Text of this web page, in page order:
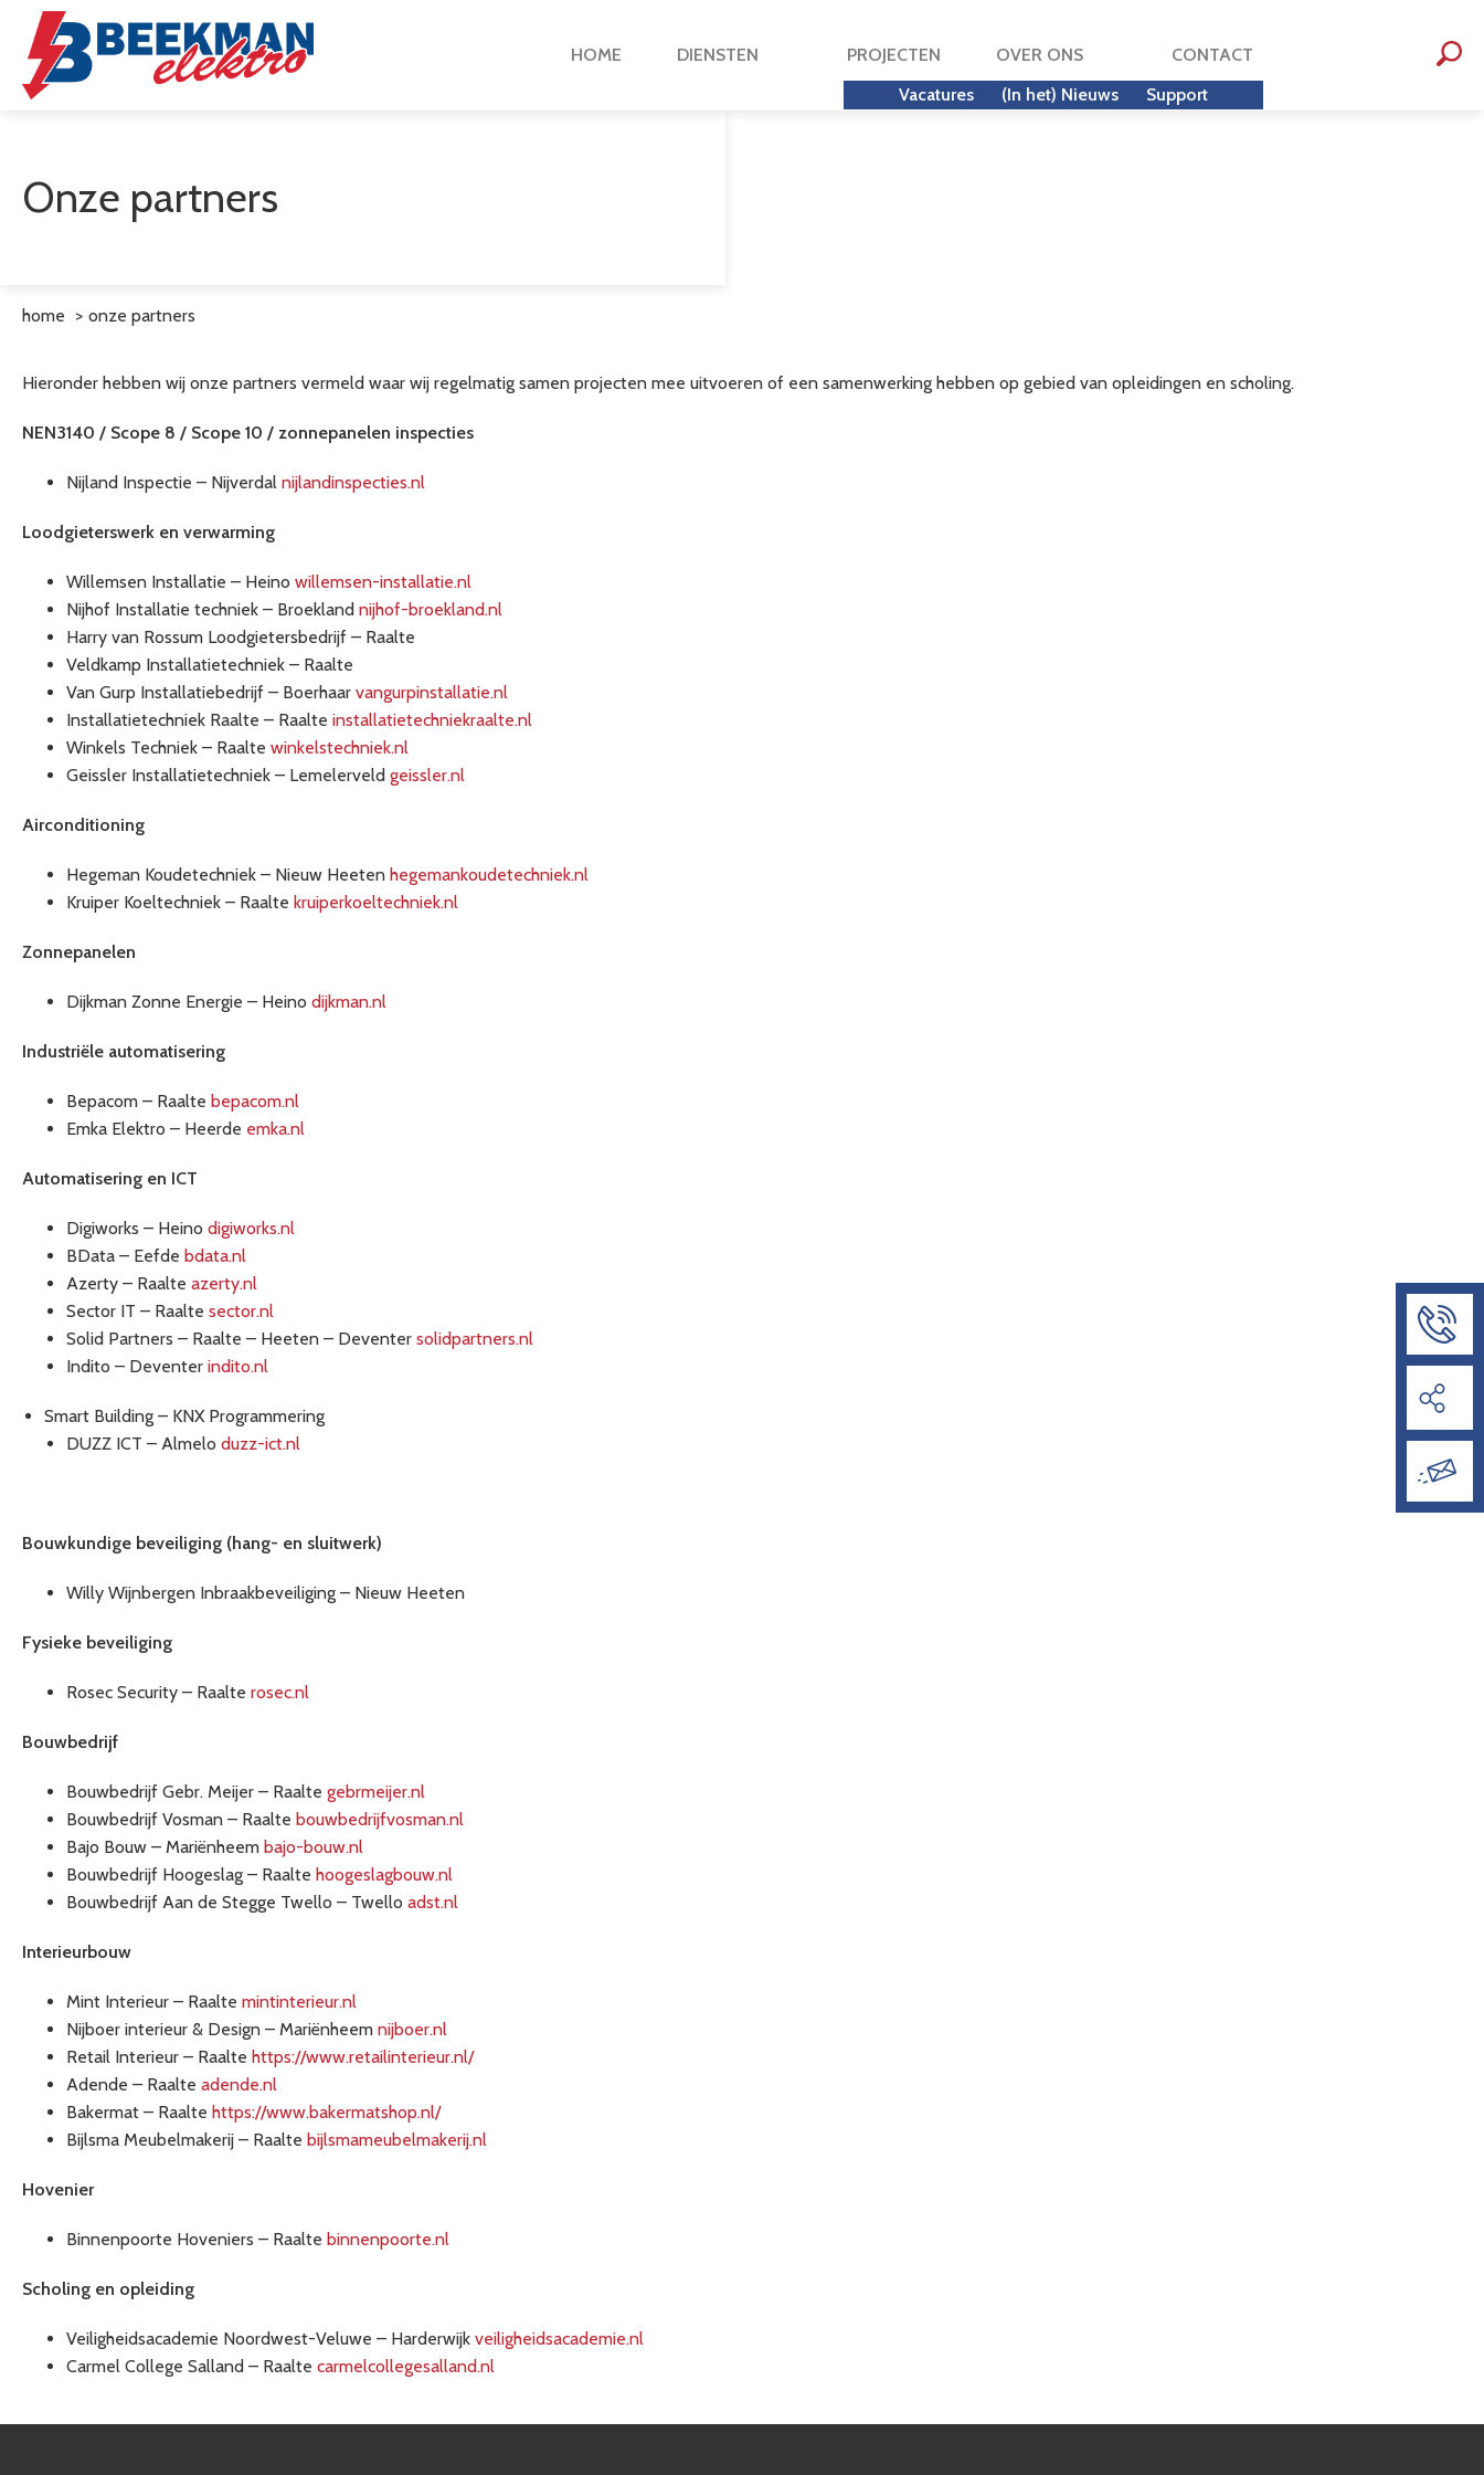
HOME DIENSTEN PROJECTEN OVER ONS
CONTACT
Vacatures
(In het) Nieuws Support
Onze partners
home onze partners
Hieronder hebben wij onze partners vermeld waar wij regelmatig samen projecten mee uitvoeren of een samenwerking hebben op gebied van opleidingen en scholing.
NEN3140 / Scope 8 / Scope 10 / zonnepanelen inspecties
Nijland Inspectie – Nijverdal nijlandinspecties.nl
Loodgieterswerk en verwarming
Willemsen Installatie – Heino willemsen-installatie.nl
Nijhof Installatie techniek – Broekland nijhof-broekland.nl
Harry van Rossum Loodgietersbedrijf – Raalte
Veldkamp Installatietechniek – Raalte
Van Gurp Installatiebedrijf – Boerhaar vangurpinstallatie.nl
Installatietechniek Raalte – Raalte installatietechniekraalte.nl
Winkels Techniek – Raalte winkelstechniek.nl
Geissler Installatietechniek – Lemelerveld geissler.nl
Airconditioning
Hegeman Koudetechniek – Nieuw Heeten hegemankoudetechniek.nl
Kruiper Koeltechniek – Raalte kruiperkoeltechniek.nl
Zonnepanelen
Dijkman Zonne Energie – Heino dijkman.nl
Industriële automatisering
Bepacom – Raalte bepacom.nl
Emka Elektro – Heerde emka.nl
Automatisering en ICT
Digiworks – Heino digiworks.nl
BData – Eefde bdata.nl
Azerty – Raalte azerty.nl
Sector IT – Raalte sector.nl
Solid Partners – Raalte – Heeten – Deventer solidpartners.nl
Indito – Deventer indito.nl
Smart Building – KNX Programmering
DUZZ ICT – Almelo duzz-ict.nl
Bouwkundige beveiliging (hang- en sluitwerk)
Willy Wijnbergen Inbraakbeveiliging – Nieuw Heeten
Fysieke beveiliging
Rosec Security – Raalte rosec.nl
Bouwbedrijf
Bouwbedrijf Gebr. Meijer – Raalte gebrmeijer.nl
Bouwbedrijf Vosman – Raalte bouwbedrijfvosman.nl
Bajo Bouw – Mariënheem bajo-bouw.nl
Bouwbedrijf Hoogeslag – Raalte hoogeslagbouw.nl
Bouwbedrijf Aan de Stegge Twello – Twello adst.nl
Interieurbouw
Mint Interieur – Raalte mintinterieur.nl
Nijboer interieur & Design – Mariënheem nijboer.nl
Retail Interieur – Raalte https://www.retailinterieur.nl/
Adende – Raalte adende.nl
Bakermat – Raalte https://www.bakermatshop.nl/
Bijlsma Meubelmakerij – Raalte bijlsmameubelmakerij.nl
Hovenier
Binnenpoorte Hoveniers – Raalte binnenpoorte.nl
Scholing en opleiding
Veiligheidsacademie Noordwest-Veluwe – Harderwijk veiligheidsacademie.nl
Carmel College Salland – Raalte carmelcollegesalland.nl